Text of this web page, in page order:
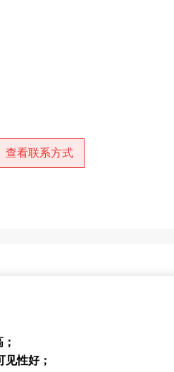
查看联系方式
性好；